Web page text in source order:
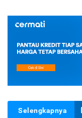
Selengkapnya